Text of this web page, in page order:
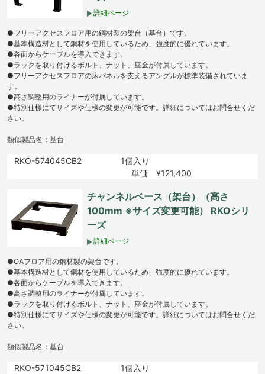
詳細ページ
●フリーアクセスフロア用の鋼材製の架台（基台）です。
●基本構造材として鋼材を使用しているため、強度的に優れています。
●各面からケーブルを導入できます。
●ラックを取り付けるボルト、ナット、座金が付属しています。
●フリーアクセスフロアの床パネルを支えるアングルが標準装備されていま
す。
●高さ調整用のライナーが付属しています。
●特別仕様にてサイズや仕様の変更が可能です。詳細についてはお問合せくだ
さい。
類似製品名：基台
RKO-574045CB2
1個入り
単価 ¥121,400
チャンネルベース（架台）（高さ
100mm ※サイズ変更可能） RKOシリ
ーズ
詳細ページ
●OAフロア用の鋼材製の架台です。
●基本構造材として鋼材を使用しているため、強度的に優れています。
●各面からケーブルを導入できます。
●高さ調整用のライナーが付属しています。
●ラックを取り付けるボルト、ナット、座金が付属しています。
●特別仕様にてサイズや仕様の変更が可能です。詳細についてはお問合せくだ
さい。
類似製品名：基台
RKO-571045CB2
1個入り